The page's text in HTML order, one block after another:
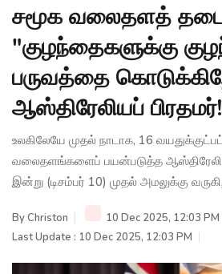
சமூக வலைதளத்
"குழந்தைகளுக்கு
பருவத்தை
ஆஸ்திரேலியப் பிரதமர்!
உலகிலேயே முதல் நாடாக, 16
வலைதளங்களைப் பயன்படுத்த
இன்று (டிசம்பர் 10) முதல் அமலுக்கு
ByChriston
10 Dec 2025, 12:03 PM
Last Update : 10 Dec 2025, 12:03 PM